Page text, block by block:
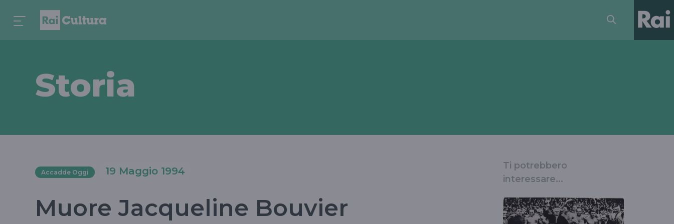
Storia
Accadde Oggi 19 Maggio 1994
Muore Jacqueline Bouvier
Ti potrebbero
interessare...